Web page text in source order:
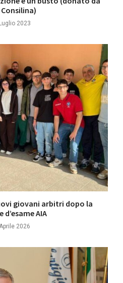
2023
giovani arbitri dopo la
d’esame AIA
2026